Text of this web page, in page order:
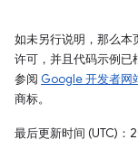
如未另行说明，那么本
许可，并且代码示例已
参阅 Google 开发者网
商标。
最后更新时间 (UTC)：